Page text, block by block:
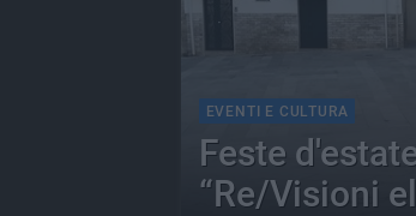
EVENTI E CULTURA
Feste
“Re/Visioni